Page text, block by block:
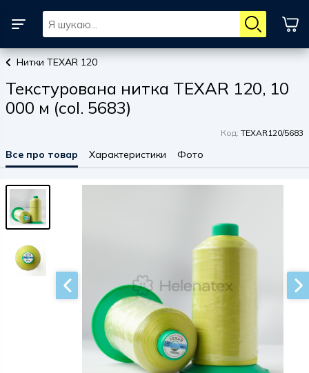
Нитки TEXAR 120
Текстурована нитка TEXAR 120, 10
000 м (col. 5683)
Код: TEXAR120/5683
Все про товар Характеристики Фото